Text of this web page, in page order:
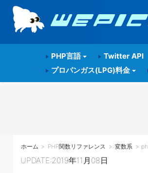
PHP言語 Twitter API
プロパンガス(LPG)料金
ホーム > PHP関数リファレンス > 変数系 >
UPDATE:2019年11月08日